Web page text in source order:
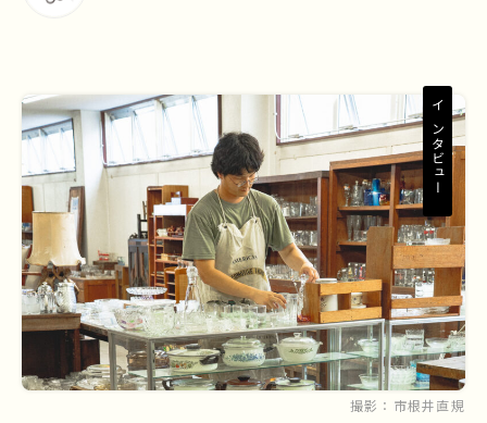
撮影： 市根井直規
インタビュー